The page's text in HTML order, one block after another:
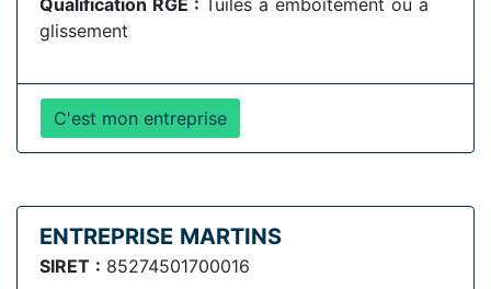
Qualification RGE : Tuiles à emboîtement ou à
glissement
C'est mon entreprise
ENTREPRISE MARTINS
SIRET : 85274501700016